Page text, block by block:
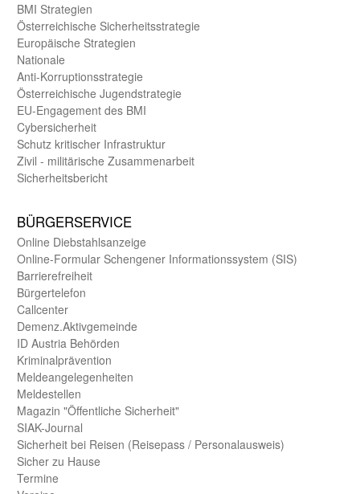
BMI Strategien
Öster­reichische Sicherheits­strategie
Europäische Strategien
Nationale
Anti-Korruptions­strategie
Öster­reichische Jugend­strategie
EU-Engagement des BMI
Cybersicherheit
Schutz kritischer Infra­struktur
Zivil - militärische Zusammen­arbeit
Sicherheits­bericht
BÜRGER­SERVICE
Online Diebstahls­anzeige
Online-Formular Schengener Informationssystem (SIS)
Barriere­freiheit
Bürger­telefon
Call­center
Demenz.Aktiv­gemeinde
ID Austria Behörden
Kriminal­prävention
Melde­an­ge­le­gen­heiten
Meld­estellen
Magazin "Öffentliche Sicherheit"
SIAK-Journal
Sicherheit bei Reisen (Reise­pass / Personal­ausweis)
Sicher zu Hause
Termine